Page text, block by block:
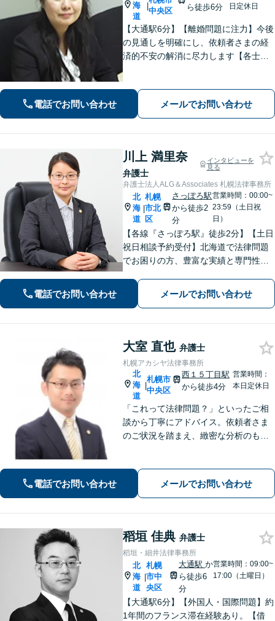
海
道
|
中央区
ら徒歩6分
日定休日
【大通駅6分】【離婚問題に注力】今後
の見通しを明確にし、依頼者さまの経
済的不安の解消に尽力します【各士業
電話でお問い合わせ メールでお問い合わせ
川上 満里奈
弁護士
インタビューを
見る
弁護士法人ALG＆Associates 札幌法律事務所
北
海
道
|
札幌
市北
区
さっぽろ駅
から徒歩2
分
営業時間：00:00~
23:59（土日祝
日）
【各線『さっぽろ駅』徒歩2分】【土日
祝日相談予約受付】北海道で法律問題
でお困りの方、豊富な実績と専門性を
電話でお問い合わせ メールでお問い合わせ
大室 直也 弁護士
札幌アカシヤ法律事務所
北
海
道
|
札幌市
中央区
西１５丁目駅
から徒歩4分
営業時間：
本日定休日
「これって法律問題？」といったご相
談から丁寧にアドバイス。依頼者さま
のご状況を踏まえ、緻密な分析のもと
電話でお問い合わせ メールでお問い合わせ
稻垣 佳典 弁護士
稻垣・細井法律事務所
北
海
道
|
札幌
市中
央区
大通駅 か
ら徒歩6
分
営業時間：09:00~
17:00（土曜日）
【大通駅6分】【外国人・国際問題】約
1年間のフランス滞在経験あり。【借